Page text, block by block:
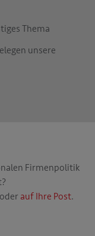
Thema
unsere
Firmenpolitik
auf Ihre Post.